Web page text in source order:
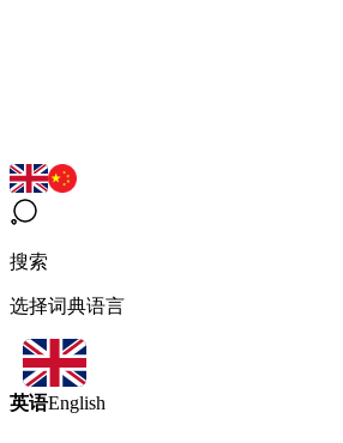
搜索
选择词典语言
英语English